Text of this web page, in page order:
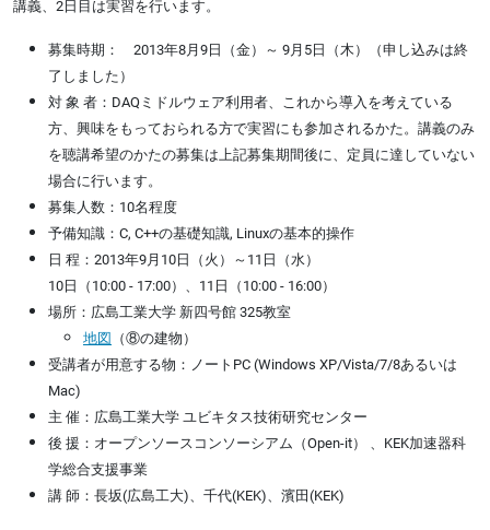
講義、2日目は実習を行います。
募集時期： 2013年8月9日（金）～ 9月5日（木）（申し込みは終
了しました）
対 象 者：DAQミドルウェア利用者、これから導入を考えている
方、興味をもっておられる方で実習にも参加されるかた。講義のみ
を聴講希望のかたの募集は上記募集期間後に、定員に達していない
場合に行います。
募集人数：10名程度
予備知識：C, C++の基礎知識, Linuxの基本的操作
日 程：2013年9月10日（火）～11日（水）
10日（10:00 - 17:00）、11日（10:00 - 16:00）
場所：広島工業大学 新四号館 325教室
地図
（⑧の建物）
受講者が用意する物：ノートPC (Windows XP/Vista/7/8あるいは
Mac)
主 催：広島工業大学 ユビキタス技術研究センター
後 援： オープンソースコンソーシアム（Open-it） 、KEK加速器科
学総合支援事業
講 師：長坂(広島工大)、千代(KEK)、濱田(KEK)